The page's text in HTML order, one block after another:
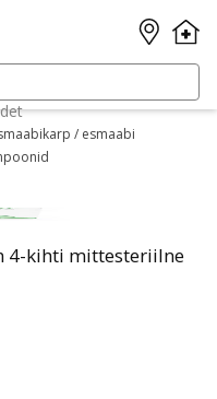
/ esmaabi
4-kihti mittesteriilne